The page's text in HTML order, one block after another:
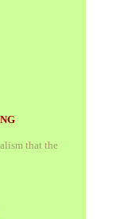
that the